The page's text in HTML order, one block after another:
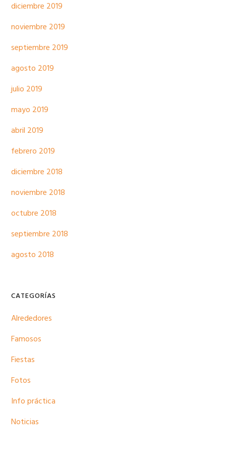
diciembre 2019
noviembre 2019
septiembre 2019
agosto 2019
julio 2019
mayo 2019
abril 2019
febrero 2019
diciembre 2018
noviembre 2018
octubre 2018
septiembre 2018
agosto 2018
CATEGORÍAS
Alrededores
Famosos
Fiestas
Fotos
Info práctica
Noticias